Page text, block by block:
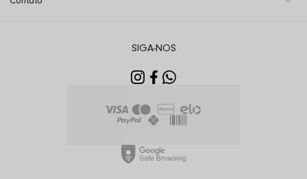
SIGA-NOS